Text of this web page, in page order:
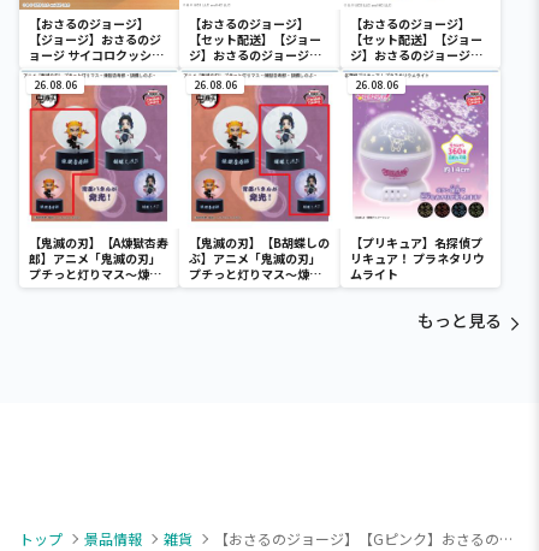
【おさるのジョージ】
【ジョージ】おさるのジ
ョージ サイコロクッショ
ン
【おさるのジョージ】
【セット配送】【ジョー
ジ】おさるのジョージ
[GJ]くったりぬいぐるみ
【おさるのジョージ】
【セット配送】【ジョー
ジ】おさるのジョージ
[GJ]くったりぬいぐるみ
26.08.06
【鬼滅の刃】【A煉獄杏寿
郎】アニメ「鬼滅の刃」
プチっと灯りマス～煉獄
杏寿郎・胡蝶しのぶ～
26.08.06
【鬼滅の刃】【B胡蝶しの
ぶ】アニメ「鬼滅の刃」
プチっと灯りマス～煉獄
杏寿郎・胡蝶しのぶ～
26.08.06
【プリキュア】名探偵プ
リキュア！ プラネタリウ
ムライト
もっと見る
トップ 景品情報 雑貨
【おさるのジョージ】【Gピンク】おさるのジョージ シーンデザインポーチ